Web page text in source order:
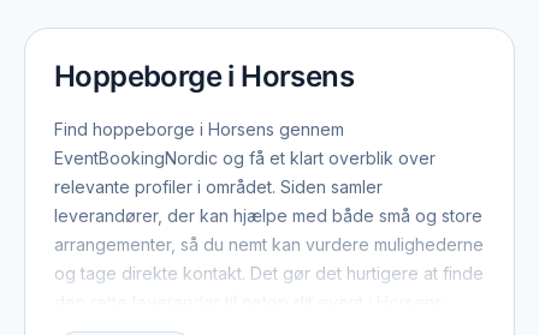
Hoppeborge i Horsens
Find hoppeborge i Horsens gennem
EventBookingNordic og få et klart overblik over
relevante profiler i området. Siden samler
leverandører, der kan hjælpe med både små og store
arrangementer, så du nemt kan vurdere mulighederne
og tage direkte kontakt. Det gør det hurtigere at finde